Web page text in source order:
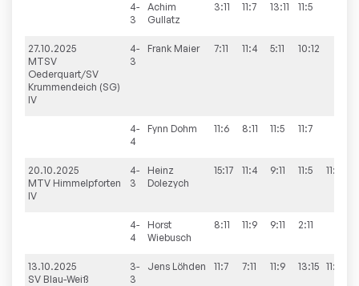
4-
3
Achim
Gullatz
3:11 11:7 13:11 11:5
27.10.2025
MTSV
Oederquart/SV
Krummendeich (SG)
IV
4-
3
Frank Maier 7:11 11:4 5:11 10:12
4-
4
Fynn Dohm 11:6 8:11 11:5 11:7
20.10.2025
MTV Himmelpforten
IV
4-
3
Heinz
Dolezych
15:17 11:4 9:11 11:5 11:5
4-
4
Horst
Wiebusch
8:11 11:9 9:11 2:11
13.10.2025
SV Blau-Weiß
3-
3
Jens Löhden 11:7 7:11 11:9 13:15 11:6